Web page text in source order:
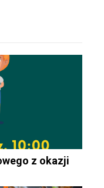
z okazji